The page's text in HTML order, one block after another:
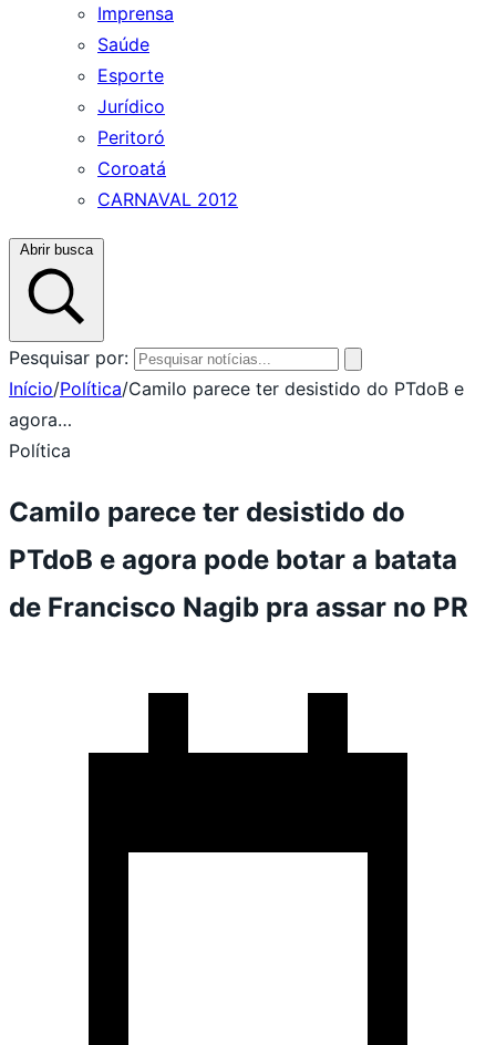
Imprensa
Saúde
Esporte
Jurídico
Peritoró
Coroatá
CARNAVAL 2012
Abrir busca
Pesquisar por:
Início/Política/Camilo parece ter desistido do PTdoB e
agora…
Política
Camilo parece ter desistido do
PTdoB e agora pode botar a batata
de Francisco Nagib pra assar no PR